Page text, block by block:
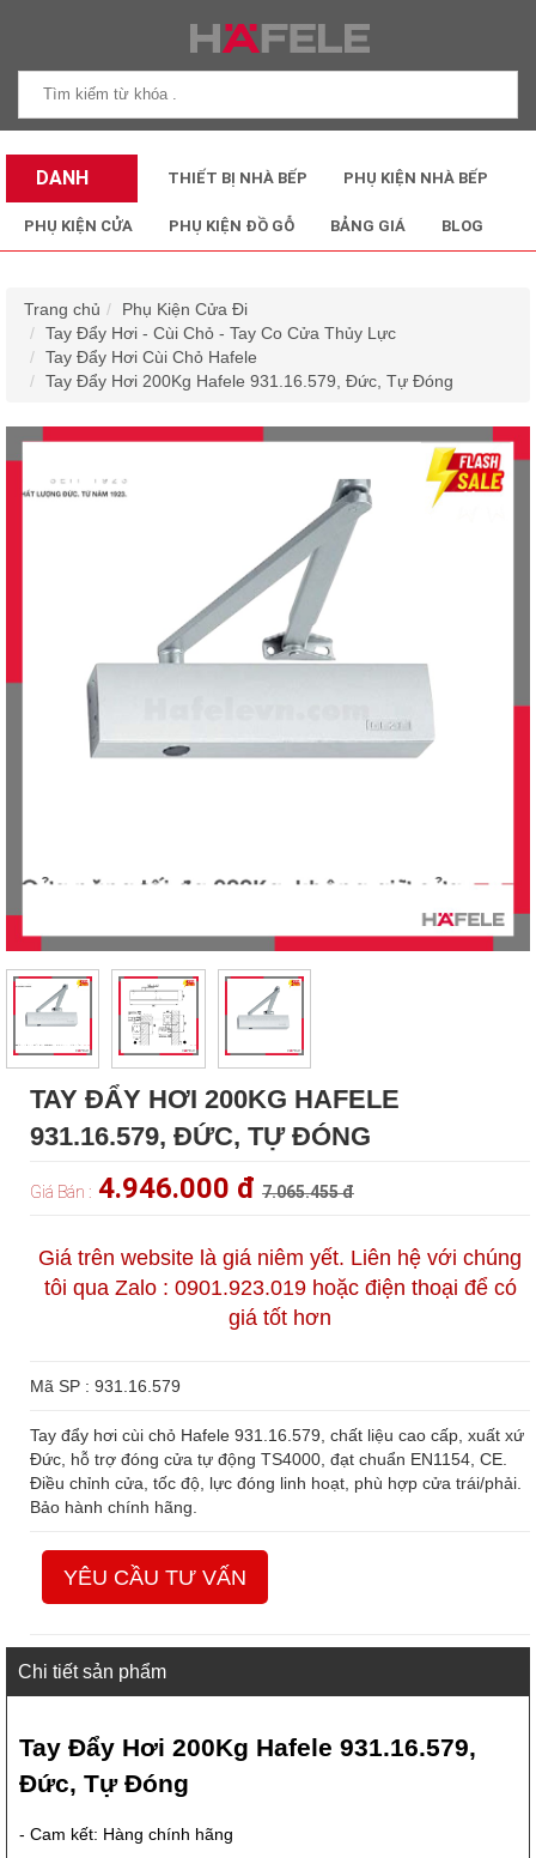
DANH
MỤC SẢN
THIẾT BỊ NHÀ BẾP PHỤ KIỆN NHÀ BẾP
PHỤ KIỆN CỬA PHỤ KIỆN ĐỒ GỖ BẢNG GIÁ BLOG
Trang chủ
Phụ Kiện Cửa Đi
Tay Đẩy Hơi - Cùi Chỏ - Tay Co Cửa Thủy Lực
Tay Đẩy Hơi Cùi Chỏ Hafele
Tay Đẩy Hơi 200Kg Hafele 931.16.579, Đức, Tự Đóng
TAY ĐẨY HƠI 200KG HAFELE
931.16.579, ĐỨC, TỰ ĐÓNG
Giá Bán : 4.946.000 đ 7.065.455 đ
Giá trên website là giá niêm yết. Liên hệ với chúng
tôi qua Zalo : 0901.923.019 hoặc điện thoại để có
giá tốt hơn
Mã SP : 931.16.579
Tay đẩy hơi cùi chỏ Hafele 931.16.579, chất liệu cao cấp, xuất xứ
Đức, hỗ trợ đóng cửa tự động TS4000, đạt chuẩn EN1154, CE.
Điều chỉnh cửa, tốc độ, lực đóng linh hoạt, phù hợp cửa trái/phải.
Bảo hành chính hãng.
YÊU CẦU TƯ VẤN
Chi tiết sản phẩm
Tay Đẩy Hơi 200Kg Hafele 931.16.579,
Đức, Tự Đóng
- Cam kết: Hàng chính hãng